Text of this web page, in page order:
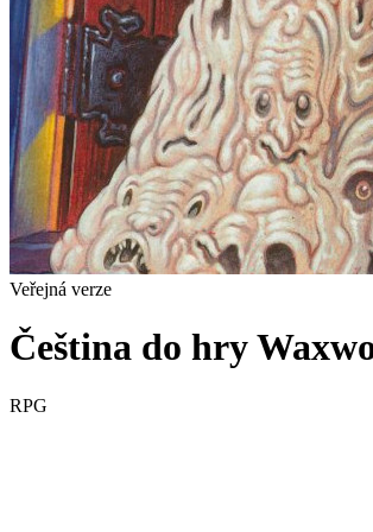
Veřejná verze
Čeština do hry
RPG